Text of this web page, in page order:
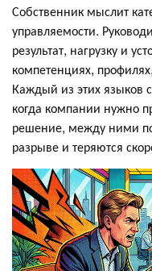
Собственник мыслит
управляемости.
результат, нагрузку и
компетенциях,
Каждый из этих языков
когда компании нужно
решение, между ними
разрыве и теряются